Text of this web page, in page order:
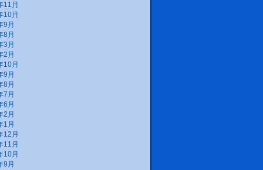
11月
10月
9月
8月
3月
2月
10月
9月
8月
7月
6月
2月
1月
12月
11月
10月
9月